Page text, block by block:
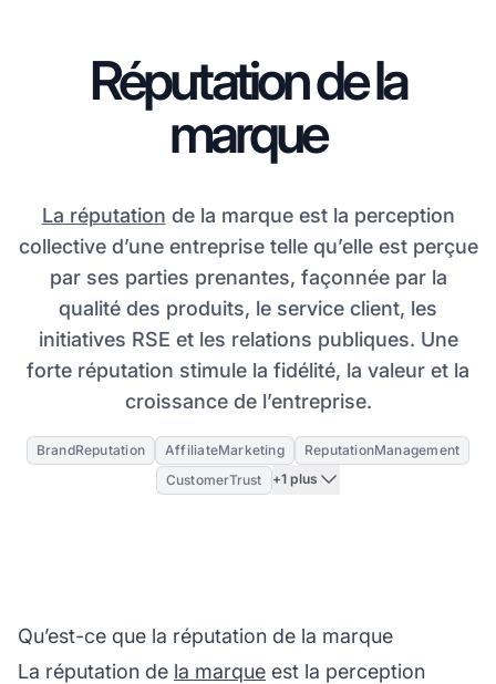
Réputation de la
marque
La réputation de la marque est la perception
collective d’une entreprise telle qu’elle est perçue
par ses parties prenantes, façonnée par la
qualité des produits, le service client, les
initiatives RSE et les relations publiques. Une
forte réputation stimule la fidélité, la valeur et la
croissance de l’entreprise.
BrandReputation AffiliateMarketing
ReputationManagement
CustomerTrust
+1 plus
Qu’est-ce que la réputation de la marque
La réputation de la marque est la perception